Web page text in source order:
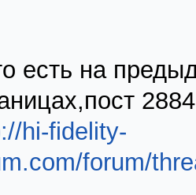
есть на
hi-fidelity-
forum/